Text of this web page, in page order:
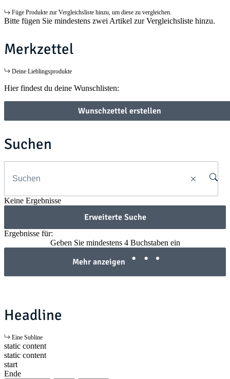
Füge Produkte zur Vergleichsliste hinzu, um diese zu vergleichen.
Bitte fügen Sie mindestens zwei Artikel zur Vergleichsliste hinzu.
Merkzettel
Deine Lieblingsprodukte
Hier findest du deine Wunschlisten:
Wunschzettel erstellen
Suchen
Keine Ergebnisse
Erweiterte Suche
Ergebnisse für:
Geben Sie mindestens 4 Buchstaben ein
Mehr anzeigen
Headline
Eine Subline
static content
static content
start
Ende